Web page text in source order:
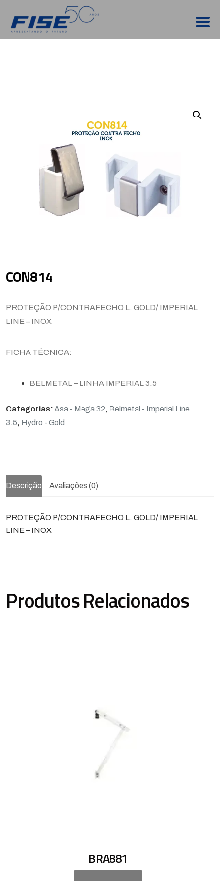
CON814
PROTEÇÃO P/CONTRAFECHO L. GOLD/ IMPERIAL
LINE – INOX
FICHA TÉCNICA:
BELMETAL – LINHA IMPERIAL 3.5
Categorias: Asa - Mega 32, Belmetal - Imperial Line
3.5, Hydro - Gold
Descrição Avaliações (0)
PROTEÇÃO P/CONTRAFECHO L. GOLD/ IMPERIAL
LINE – INOX
Produtos Relacionados
BRA881